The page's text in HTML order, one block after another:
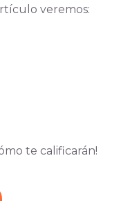
veremos:
te calificarán!